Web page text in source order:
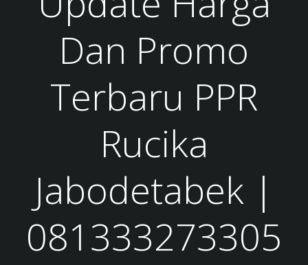
Dan Promo
Terbaru PPR
Rucika
Jabodetabek |
081333273305